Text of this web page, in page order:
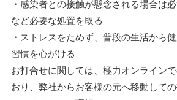
・感染者との接触が懸念される場合は
など必要な処置を取る
・ストレスをためず、普段の生活から
習慣を心がける
お打合せに関しては、極力オンライン
おり、弊社からお客様の元へ移動して